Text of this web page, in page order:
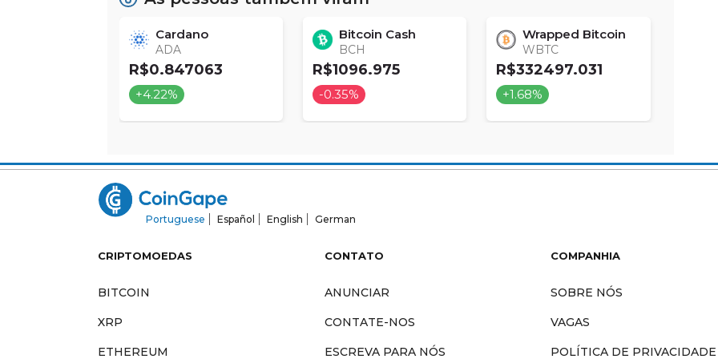
Cardano
ADA
R$0.847063
+4.22%
Bitcoin Cash
BCH
R$1096.975
-0.35%
Wrapped Bitcoin
WBTC
R$332497.031
+1.68%
Portuguese Español English German
CRIPTOMOEDAS
BITCOIN
XRP
ETHEREUM
CONTATO
ANUNCIAR
CONTATE-NOS
ESCREVA PARA NÓS
COMPANHIA
SOBRE NÓS
VAGAS
POLÍTICA DE PRIVACIDADE